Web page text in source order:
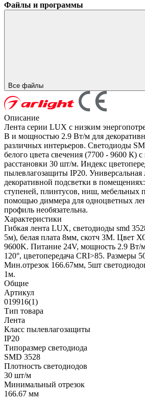
Файлы и программы
Все файлы
Описание
Лента серии LUX с низким
В и мощностью 2.9 Вт/м для
различных интерьеров. Светодиоды
белого цвета свечения (7700 - 9600 К)
расстановки 30 шт/м. Индекс
пылевлагозащиты IP20. Универсальная
декоративной подсветки в
ступеней, плинтусов, ниш, мебельных
помощью диммера для одноцветных
профиль необязательна.
Характеристики
Гибкая лента LUX, светодиоды smd
5м), белая плата 8мм, скотч 3М.
9600K. Питание 24V, мощность 2.9 Вт/
120°, цветопередача CRI>85. Размеры
Мин.отрезок 166.67мм, 5шт
1м.
Общие
Артикул
019916(1)
Тип товара
Лента
Класс пылевлагозащиты
IP20
Типоразмер светодиода
SMD 3528
Плотность светодиодов
30 шт/м
Минимальный отрезок
166.67 мм